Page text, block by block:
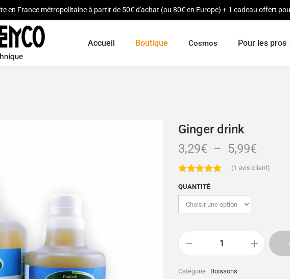
Accueil Boutique Cosmos Pour les pros
Ginger drink
3,29€ – 5,99€
(1 avis client)
QUANTITÉ
Catégorie : Boissons
en France métropolitaine à partir de 50€ d'achat (ou 80€ en Europe) + 1 cadeau offert